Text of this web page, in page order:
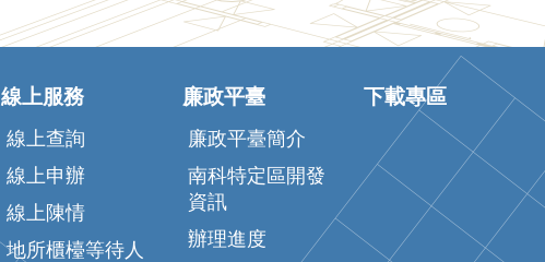
線上服務
線上查詢
線上申辦
線上陳情
地所櫃檯等待人
廉政平臺
廉政平臺簡介
南科特定區開發
資訊
辦理進度
下載專區